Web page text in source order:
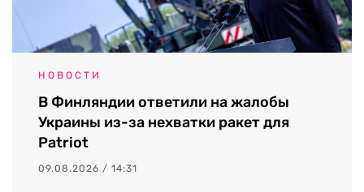
НОВОСТИ
В Финляндии ответили на жалобы
Украины из-за нехватки ракет для
Patriot
09.08.2026 / 14:31